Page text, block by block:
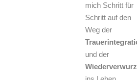
mich Schritt für
Schritt auf den
Weg der
und der